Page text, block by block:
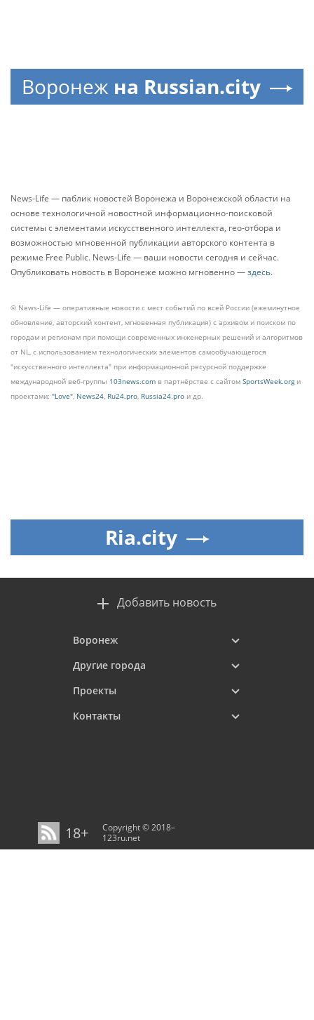
Воронеж на Russian.city
News-Life — паблик новостей Воронежа и Воронежской области на
основе технологичной новостной информационно-поисковой
системы с элементами искусственного интеллекта, гео-отбора и
возможностью мгновенной публикации авторского контента в
режиме Free Public. News-Life — ваши новости сегодня и сейчас.
Опубликовать новость в Воронеже можно мгновенно —здесь.
© News-Life — оперативные новости с мест событий по всей России (ежеминутное
обновление, авторский контент, мгновенная публикация) с архивом и поиском по
городам и регионам при помощи современных инженерных решений и алгоритмов
от NL, с использованием технологических элементов самообучающегося
"искусственного интеллекта" при информационной ресурсной поддержке
международной веб-группы 103news.com в партнёрстве с сайтом SportsWeek.orgи
проектами: "Love", News24, Ru24.pro, Russia24.pro и др.
Ria.city
Добавить новость
Воронеж
Другие города
Проекты
Контакты
18+
Copyright © 2018–
123ru.net